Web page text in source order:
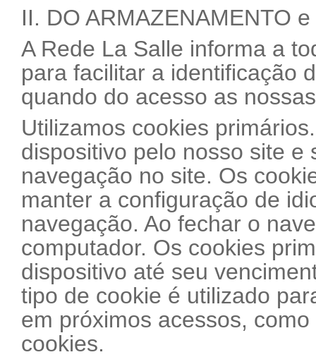
II. DO ARMAZENAMENTO
A Rede La Salle informa a
para facilitar a identificação
quando do acesso as
Utilizamos cookies
dispositivo pelo nosso site
navegação no site. Os
manter a configuração de
navegação. Ao fechar o
computador. Os cookies
dispositivo até seu
tipo de cookie é utilizado
em próximos acessos,
cookies.